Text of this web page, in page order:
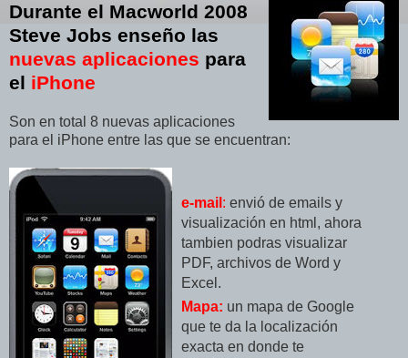
Durante el Macworld 2008
Steve Jobs enseño las
nuevas aplicaciones para
el iPhone
Son en total 8 nuevas aplicaciones
para el iPhone entre las que se encuentran:
e-mail : envió de emails y
visualización en html, ahora
tambien podras visualizar
PDF, archivos de Word y
Excel.
Mapa: un mapa de Google
que te da la localización
exacta en donde te